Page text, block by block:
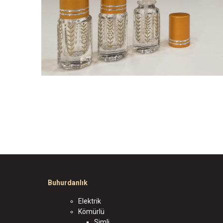
Buhurdanlık
Elektrik
Kömürlü